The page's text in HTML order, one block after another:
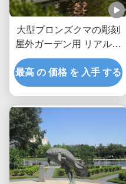
大型ブロンズクマの彫刻
屋外ガーデン用 リアルな
座りヒグマ像 カスタムメ
タル動物アート装飾 パー
クヴィラ用
最高 の 価格 を 入手 する